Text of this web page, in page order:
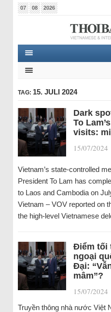
07 08 2026
TAG: 15. JULI 2024
Dark
To
visits:
15/07/2024
Vietnam’s state-controlled
President To Lam has
to Laos and Cambodia on
Vietnam – VOV reported on
the high-level Vietnamese
Điểm tối
ngoại
Đại:
mâm”?
15/07/2024
Truyền thông nhà nước Việt